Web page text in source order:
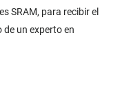
SRAM, para recibir el
un experto en